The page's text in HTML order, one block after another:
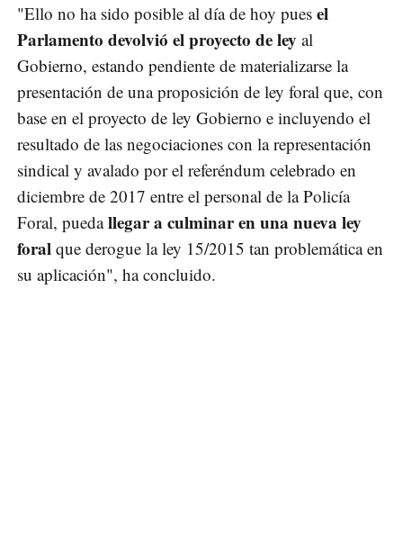
"Ello no ha sido posible al día de hoy pues el
Parlamento devolvió el proyecto de ley al
Gobierno, estando pendiente de materializarse la
presentación de una proposición de ley foral que, con
base en el proyecto de ley Gobierno e incluyendo el
resultado de las negociaciones con la representación
sindical y avalado por el referéndum celebrado en
diciembre de 2017 entre el personal de la Policía
Foral, puedallegar a culminar en una nueva ley
foral que derogue la ley 15/2015 tan problemática en
su aplicación", ha concluido.